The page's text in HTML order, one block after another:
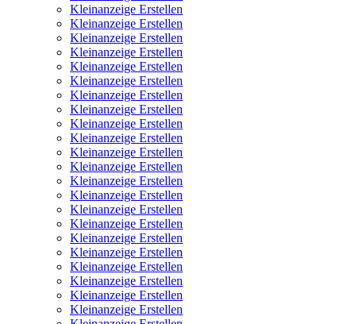
Kleinanzeige Erstellen
Kleinanzeige Erstellen
Kleinanzeige Erstellen
Kleinanzeige Erstellen
Kleinanzeige Erstellen
Kleinanzeige Erstellen
Kleinanzeige Erstellen
Kleinanzeige Erstellen
Kleinanzeige Erstellen
Kleinanzeige Erstellen
Kleinanzeige Erstellen
Kleinanzeige Erstellen
Kleinanzeige Erstellen
Kleinanzeige Erstellen
Kleinanzeige Erstellen
Kleinanzeige Erstellen
Kleinanzeige Erstellen
Kleinanzeige Erstellen
Kleinanzeige Erstellen
Kleinanzeige Erstellen
Kleinanzeige Erstellen
Kleinanzeige Erstellen